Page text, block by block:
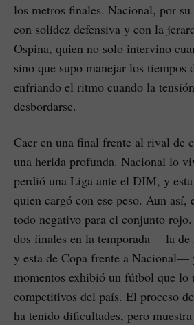
los metros finales. Nacional, por
con solidez defensiva y con la
Ospina, quien no solo intervino
sino que supo manejar los tiempos
enfriando el ritmo cuando la
desbordarse.
Caer en una final frente al rival de
una herida profunda. Nacional lo
perdió una Liga ante el DIM, y
quien cargó con ese peso. Aun así,
todo negativo para el conjunto
dos finales en la temporada —la de
y esta de Copa frente a Nacional—
momentos exhibió un fútbol que lo
competitivos del país. El proceso
ha tenido dificultades, pero